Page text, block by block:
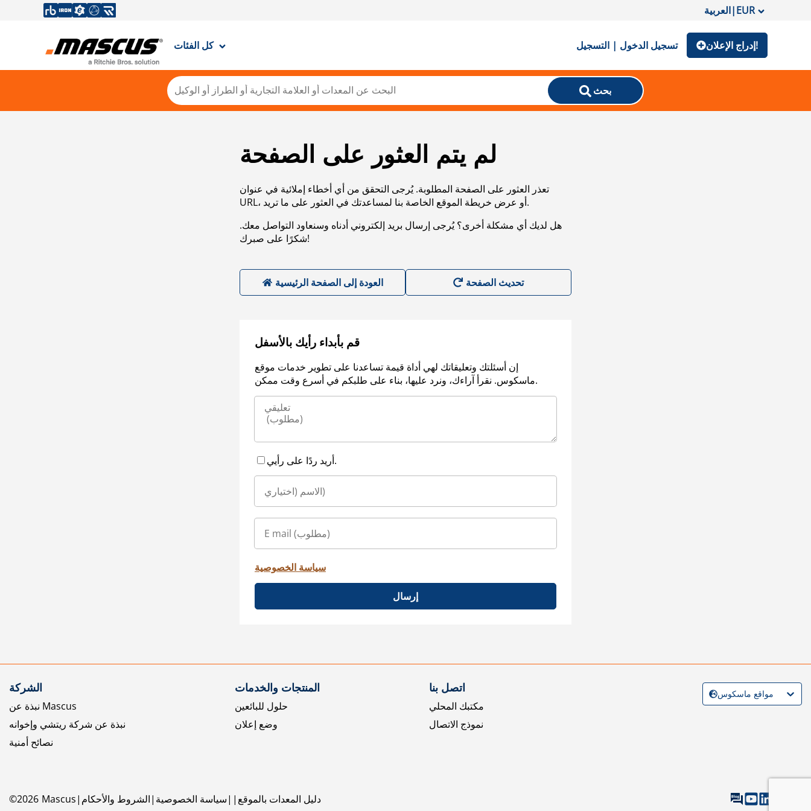
العربية|EUR
كل الفئات تسجيل الدخول | التسجيل إدراج الإعلان!
بحث
لم يتم العثور على الصفحة
تعذر العثور على الصفحة المطلوبة. يُرجى التحقق من أي أخطاء إملائية في عنوان
URL، أو عرض خريطة الموقع الخاصة بنا لمساعدتك في العثور على ما تريد.
هل لديك أي مشكلة أخرى؟ يُرجى إرسال بريد إلكتروني أدناه وسنعاود التواصل معك.
شكرًا على صبرك!
العودة إلى الصفحة الرئيسية
قم بأبداء رأيك بالأسفل
إن أسئلتك وتعليقاتك لهي أداة قيمة تساعدنا على تطوير خدمات موقع
ماسكوس. نقرأ آراءك، ونرد عليها، بناء على طلبكم في أسرع وقت ممكن.
أريد ردًا على رأيي.
سياسة الخصوصية
إرسال
الشركة
نبذة عن Mascus
نبذة عن شركة ريتشي وإخوانه
نصائح أمنية
المنتجات والخدمات
حلول للبائعين
وضع إعلان
اتصل بنا
مكتبك المحلي
نموذج الاتصال
©2026 Mascus الشروط والأحكام سياسة الخصوصية دليل المعدات بالموقع
مواقع ماسكوس